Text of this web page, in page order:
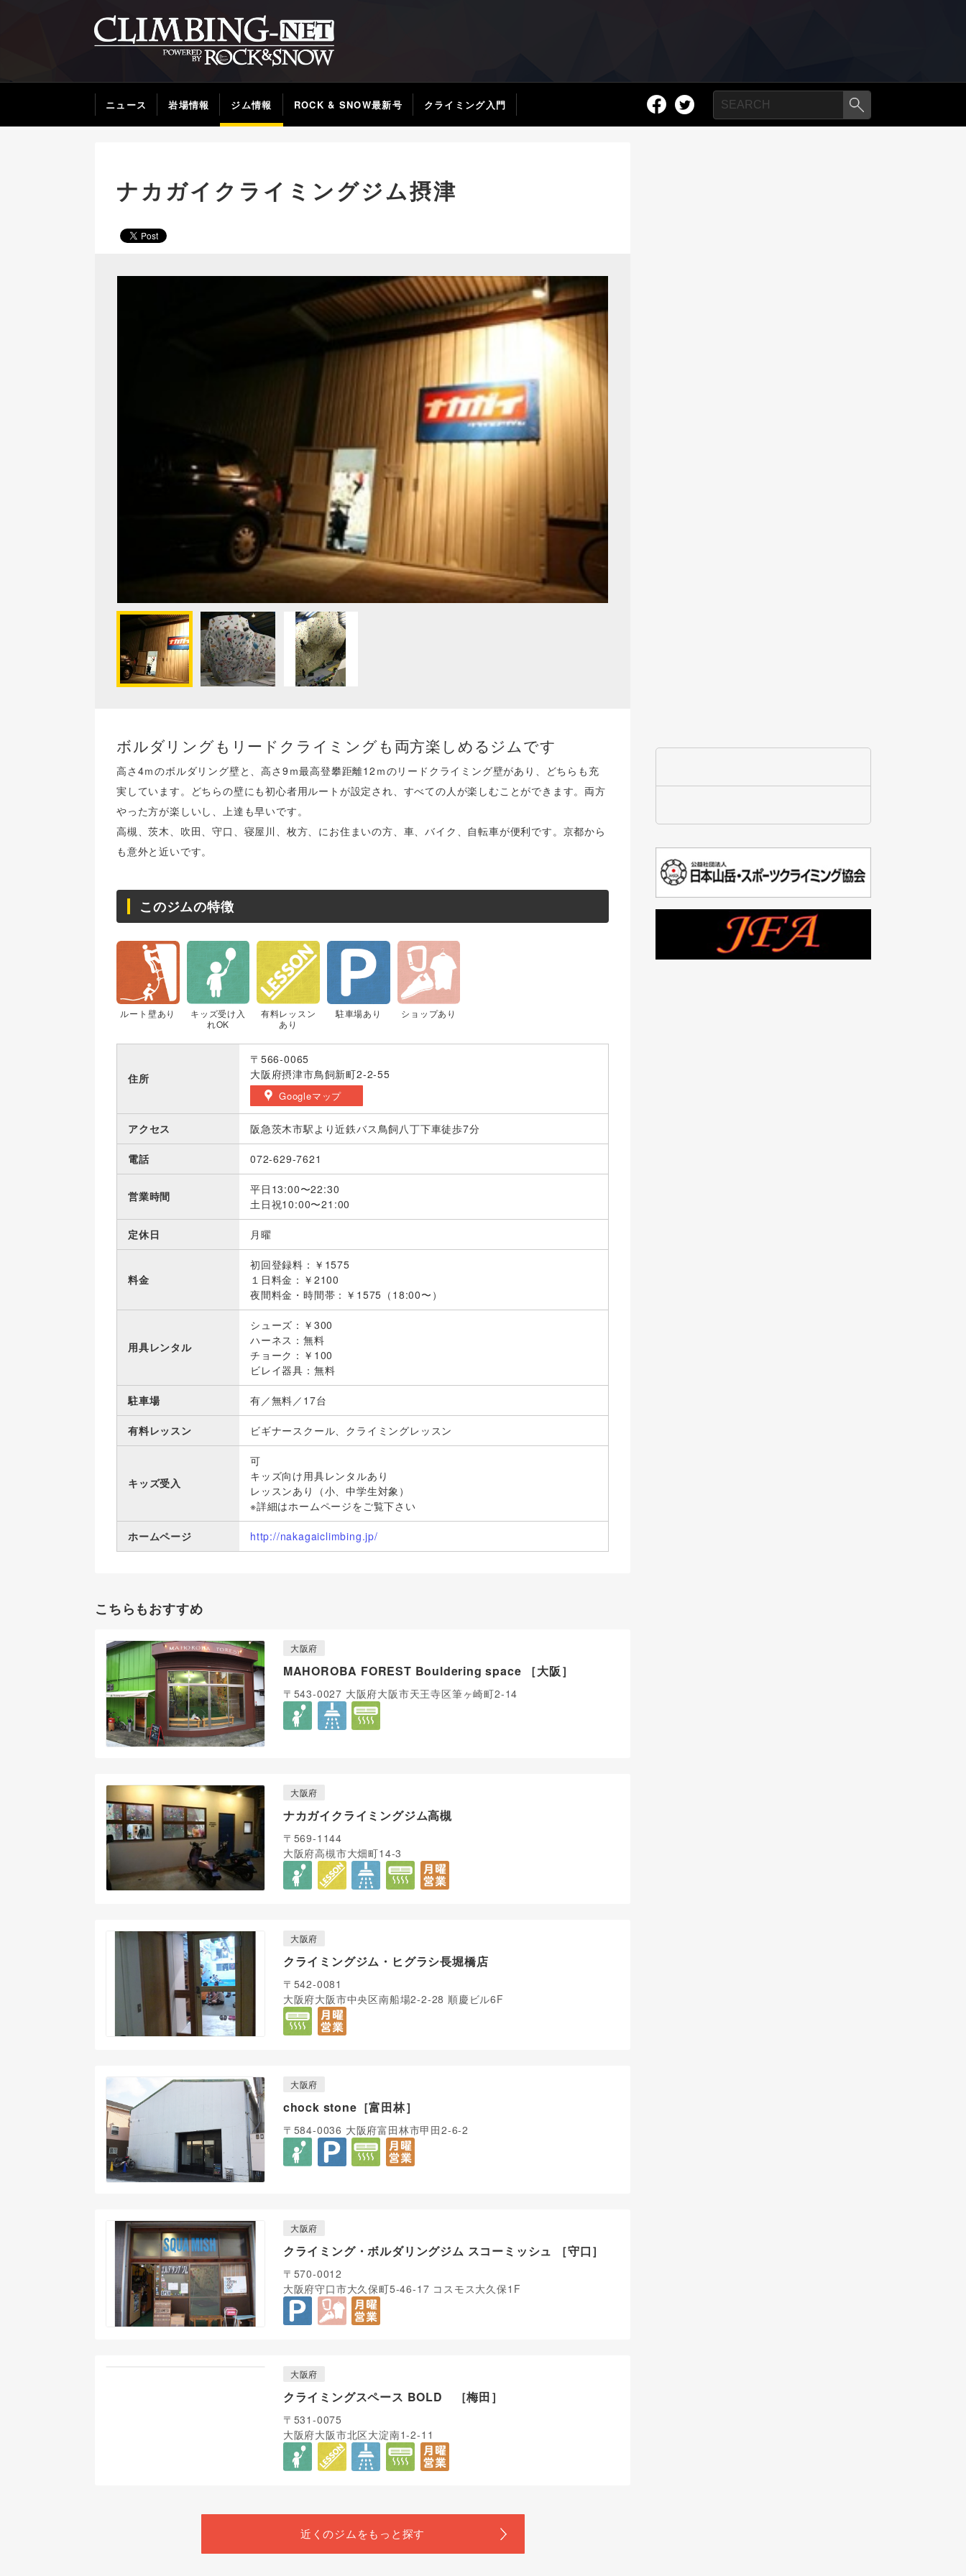
ニュース 岩場情報 ジム情報 ROCK & SNOW最新号 クライミング入門
ナカガイクライミングジム摂津
ボルダリングもリードクライミングも両方楽しめるジムです
高さ4ｍのボルダリング壁と、高さ9ｍ最高登攀距離12ｍのリードクライミング壁があり、どちらも充
実しています。どちらの壁にも初心者用ルートが設定され、すべての人が楽しむことができます。両方
やった方が楽しいし、上達も早いです。
高槻、茨木、吹田、守口、寝屋川、枚方、にお住まいの方、車、バイク、自転車が便利です。京都から
も意外と近いです。
このジムの特徴
ルート壁あり
キッズ受け入
れOK
有料レッスン
あり
駐車場あり ショップあり
住所
〒566-0065
大阪府摂津市鳥飼新町2-2-55
Googleマップ
アクセス 阪急茨木市駅より近鉄バス鳥飼八丁下車徒歩7分
電話 072-629-7621
営業時間
平日13:00〜22:30
土日祝10:00〜21:00
定休日 月曜
料金
初回登録料：￥1575
１日料金：￥2100
夜間料金・時間帯：￥1575（18:00〜）
用具レンタル
シューズ：￥300
ハーネス：無料
チョーク：￥100
ビレイ器具：無料
駐車場 有／無料／17台
有料レッスン ビギナースクール、クライミングレッスン
キッズ受入
可
キッズ向け用具レンタルあり
レッスンあり（小、中学生対象）
※詳細はホームページをご覧下さい
ホームページ http://nakagaiclimbing.jp/
こちらもおすすめ
大阪府
MAHOROBA FOREST Bouldering space ［大阪］
〒543-0027 大阪府大阪市天王寺区筆ヶ崎町2-14
大阪府
ナカガイクライミングジム高槻
〒569-1144
大阪府高槻市大畑町14-3
大阪府
クライミングジム・ヒグラシ長堀橋店
〒542-0081
大阪府大阪市中央区南船場2-2-28 順慶ビル6F
大阪府
chock stone［富田林］
〒584-0036 大阪府富田林市甲田2-6-2
大阪府
クライミング・ボルダリングジム スコーミッシュ ［守口］
〒570-0012
大阪府守口市大久保町5-46-17 コスモス大久保1F
大阪府
クライミングスペース BOLD ［梅田］
〒531-0075
大阪府大阪市北区大淀南1-2-11